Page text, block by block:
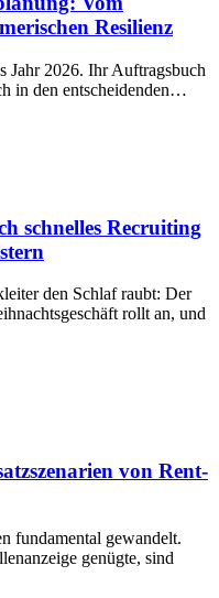
Resilienz
Jahr 2026. Ihr Auftragsbuch
in den entscheidenden…
schnelles Recruiting
den Schlaf raubt: Der
rollt an, und
von Rent-
fundamental gewandelt.
genügte, sind